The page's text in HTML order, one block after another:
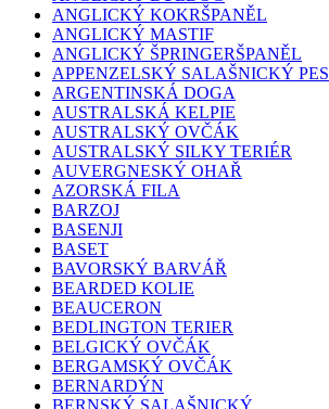
ANGLICKÝ KOKRŠPANĚL
ANGLICKÝ MASTIF
ANGLICKÝ ŠPRINGERŠPANĚL
APPENZELSKÝ SALAŠNICKÝ PES
ARGENTINSKÁ DOGA
AUSTRALSKÁ KELPIE
AUSTRALSKÝ OVČÁK
AUSTRALSKÝ SILKY TERIÉR
AUVERGNESKÝ OHAŘ
AZORSKÁ FILA
BARZOJ
BASENJI
BASET
BAVORSKÝ BARVÁŘ
BEARDED KOLIE
BEAUCERON
BEDLINGTON TERIER
BELGICKÝ OVČÁK
BERGAMSKÝ OVČÁK
BERNARDÝN